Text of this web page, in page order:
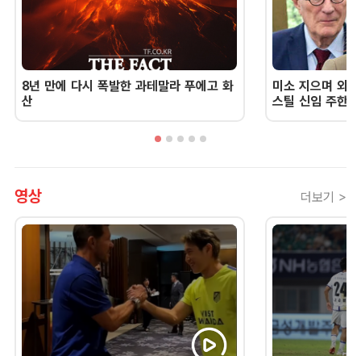
8년 만에 다시 폭발한 과테말라 푸에고 화
산
미소 지으며 외
스틸 신임 주한
영상 더보기 >